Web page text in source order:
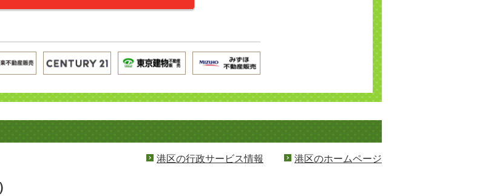
港区の行政サービス情報 港区のホームページ